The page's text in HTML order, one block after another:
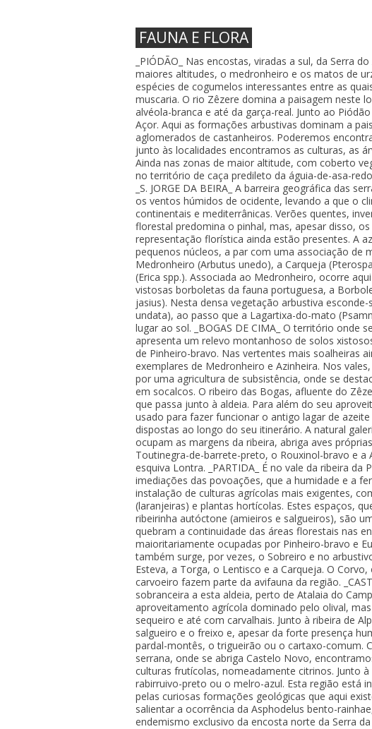
FAUNA E FLORA
_PIÓDÃO_ Nas encostas, viradas a sul, da Serra
maiores altitudes, o medronheiro e os matos de
espécies de cogumelos interessantes entre as
muscaria. O rio Zêzere domina a paisagem neste
alvéola-branca e até da garça-real. Junto ao
Açor. Aqui as formações arbustivas dominam a
aglomerados de castanheiros. Poderemos
junto às localidades encontramos as culturas, as
Ainda nas zonas de maior altitude, com coberto
no território de caça predileto da águia-de-asa-
_S. JORGE DA BEIRA_ A barreira geográfica das
os ventos húmidos de ocidente, levando a que o
continentais e mediterrânicas. Verões quentes,
florestal predomina o pinhal, mas, apesar disso,
representação florística ainda estão presentes. A
pequenos núcleos, a par com uma associação de
Medronheiro (Arbutus unedo), a Carqueja
(Erica spp.). Associada ao Medronheiro, ocorre
vistosas borboletas da fauna portuguesa, a
jasius). Nesta densa vegetação arbustiva
undata), ao passo que a Lagartixa-do-mato
lugar ao sol. _BOGAS DE CIMA_ O território onde
apresenta um relevo montanhoso de solos
de Pinheiro-bravo. Nas vertentes mais soalheiras
exemplares de Medronheiro e Azinheira. Nos
por uma agricultura de subsistência, onde se
em socalcos. O ribeiro das Bogas, afluente do
que passa junto à aldeia. Para além do seu
usado para fazer funcionar o antigo lagar de
dispostas ao longo do seu itinerário. A natural
ocupam as margens da ribeira, abriga aves
Toutinegra-de-barrete-preto, o Rouxinol-bravo e a
esquiva Lontra. _PARTIDA_ É no vale da ribeira da
imediações das povoações, que a humidade e a
instalação de culturas agrícolas mais exigentes,
(laranjeiras) e plantas hortícolas. Estes espaços,
ribeirinha autóctone (amieiros e salgueiros), são
quebram a continuidade das áreas florestais nas
maioritariamente ocupadas por Pinheiro-bravo e
também surge, por vezes, o Sobreiro e no
Esteva, a Torga, o Lentisco e a Carqueja. O
carvoeiro fazem parte da avifauna da região.
sobranceira a esta aldeia, perto de Atalaia do
aproveitamento agrícola dominado pelo olival,
sequeiro e até com carvalhais. Junto à ribeira de
salgueiro e o freixo e, apesar da forte presença
pardal-montês, o trigueirão ou o cartaxo-comum.
serrana, onde se abriga Castelo Novo,
culturas frutícolas, nomeadamente citrinos. Junto
rabirruivo-preto ou o melro-azul. Esta região está
pelas curiosas formações geológicas que aqui
salientar a ocorrência da Asphodelus bento-
endemismo exclusivo da encosta norte da Serra da